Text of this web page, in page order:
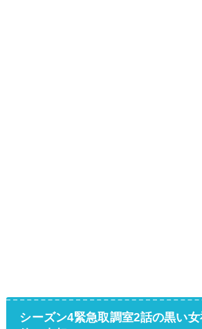
シーズン4緊急取調室2話の黒い